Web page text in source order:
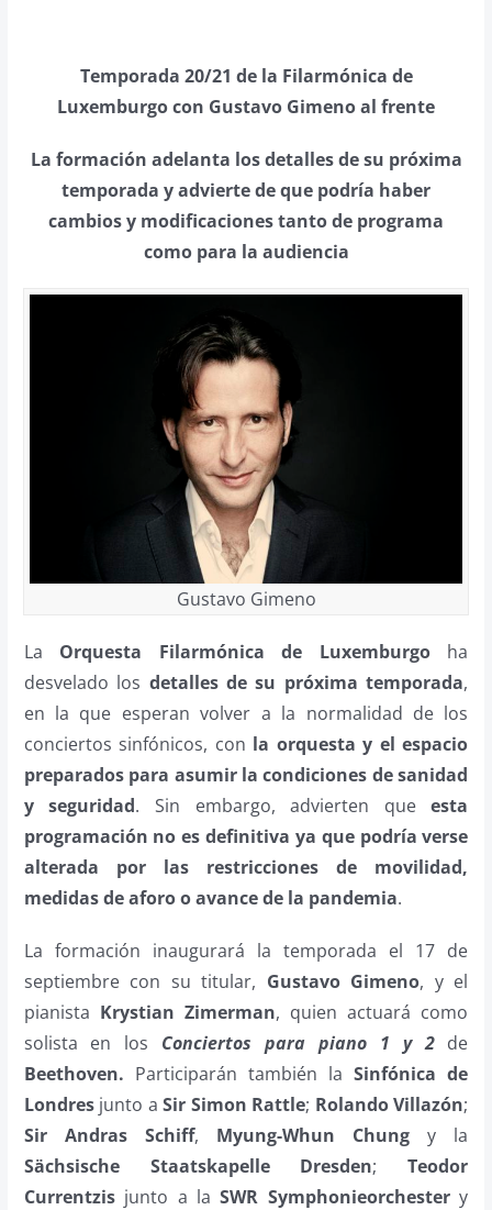
Temporada 20/21 de la Filarmónica de
Luxemburgo con Gustavo Gimeno al frente
La formación adelanta los detalles de su próxima
temporada y advierte de que podría haber
cambios y modificaciones tanto de programa
como para la audiencia
Gustavo Gimeno
La Orquesta Filarmónica de Luxemburgoha
desvelado los detalles de su próxima temporada,
en la que esperan volver a la normalidad de los
conciertos sinfónicos, con la orquesta y el espacio
preparados para asumir la condiciones de sanidad
y seguridad. Sin embargo, advierten queesta
programación no es definitiva ya que podría verse
alterada por las restricciones de movilidad,
medidas de aforo o avance de la pandemia.
La formación inaugurará la temporada el 17 de
septiembre con su titular, Gustavo Gimeno, y el
pianista Krystian Zimerman, quien actuará como
solista en los Conciertos para piano 1 y 2de
Beethoven. Participarán también laSinfónica de
Londresjunto aSir Simon Rattle; Rolando Villazón;
Sir Andras Schiff, Myung-Whun Chung y la
Sächsische Staatskapelle Dresden;Teodor
Currentzisjunto a laSWR Symphonieorchestery